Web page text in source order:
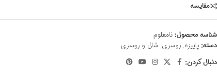
مقايسه
شناسه محصول: نامعلوم
دسته: پاییزه, روسری, شال و روسری
دنبال کردن: